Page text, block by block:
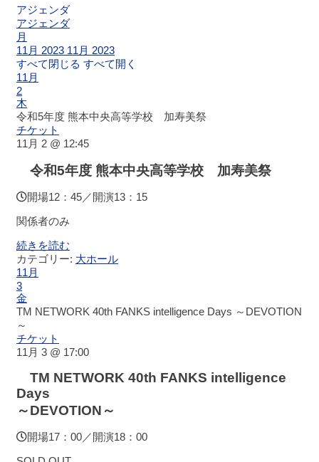
ト
案
ル
ュ
ル
会
ケ
チ
ッ
アジェンダ
アジェンダ
月
11月 2023 11月 2023
すべて閉じる すべて開く
11月
2
木
令和5年度 熊本中央高等学校 加寿美祭
チケット
11月 2 @ 12:45
令和5年度 熊本中央高等学校 加寿美祭
開場12：45／開演13：15
関係者のみ
続きを読む
カテゴリー: 大ホール
11月
3
金
TM NETWORK 40th FANKS intelligence Days ～DEVOTION
～
チケット
11月 3 @ 17:00
TM NETWORK 40th FANKS intelligence
Days
～DEVOTION～
開場17：00／開演18：00